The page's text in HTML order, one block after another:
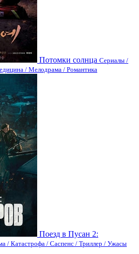
Потомки солнца Сериалы /
/ Мелодрама / Романтика
Поезд в Пусан 2:
/ Катастрофа / Саспенс / Триллер / Ужасы